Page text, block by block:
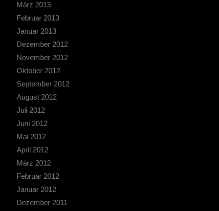
März 2013
Februar 2013
Januar 2013
Dezember 2012
November 2012
Oktober 2012
September 2012
August 2012
Juli 2012
Juni 2012
Mai 2012
April 2012
März 2012
Februar 2012
Januar 2012
Dezember 2011